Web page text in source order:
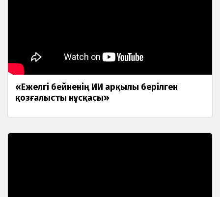
«Ежелгі бейненің ИИ арқылы берілген
қозғалысты нұсқасы»